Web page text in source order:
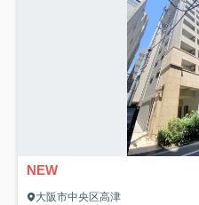
NEW
大阪市中央区高津